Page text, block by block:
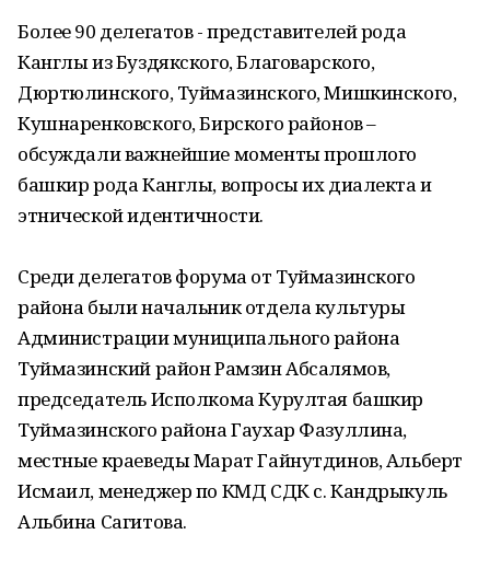
Более 90 делегатов - представителей рода
Канглы из Буздякского, Благоварского,
Дюртюлинского, Туймазинского, Мишкинского,
Кушнаренковского, Бирского районов –
обсуждали важнейшие моменты прошлого
башкир рода Канглы, вопросы их диалекта и
этнической идентичности.
Среди делегатов форума от Туймазинского
района были начальник отдела культуры
Администрации муниципального района
Туймазинский район Рамзин Абсалямов,
председатель Исполкома Курултая башкир
Туймазинского района Гаухар Фазуллина,
местные краеведы Марат Гайнутдинов, Альберт
Исмаил, менеджер по КМД СДК с. Кандрыкуль
Альбина Сагитова.